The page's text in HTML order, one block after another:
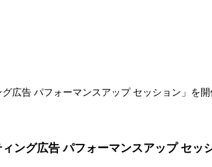
広告 パフォーマンスアップ セッション」を開
ング広告 パフォーマンスアップ セッ